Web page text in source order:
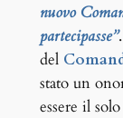
nuovo
partecipasse”
del
stato un
essere il